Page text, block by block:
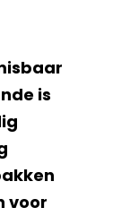
is
voor